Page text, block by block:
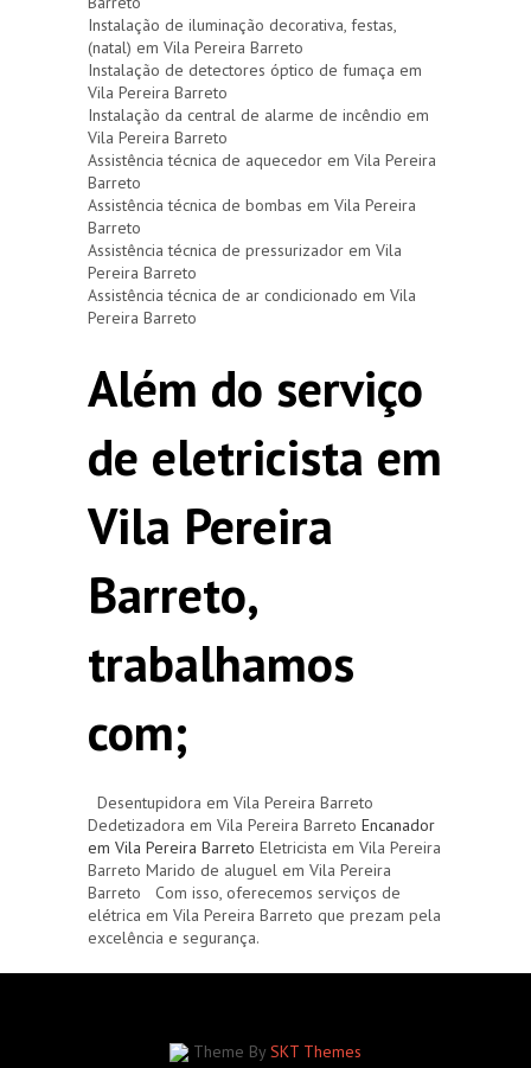
Instalação de iluminação decorativa, festas,
(natal) em Vila Pereira Barreto
Instalação de detectores óptico de fumaça em
Vila Pereira Barreto
Instalação da central de alarme de incêndio em
Vila Pereira Barreto
Assistência técnica de aquecedor em Vila Pereira
Barreto
Assistência técnica de bombas em Vila Pereira
Barreto
Assistência técnica de pressurizador em Vila
Pereira Barreto
Assistência técnica de ar condicionado em Vila
Pereira Barreto
Além do serviço
de eletricista em
Vila Pereira
Barreto,
trabalhamos
com;
Desentupidora em Vila Pereira Barreto
Dedetizadora em Vila Pereira Barreto Encanador
em Vila Pereira Barreto Eletricista em Vila Pereira
Barreto Marido de aluguel em Vila Pereira
Barreto Com isso, oferecemos serviços de
elétrica em Vila Pereira Barreto que prezam pela
excelência e segurança.
Theme By SKT Themes